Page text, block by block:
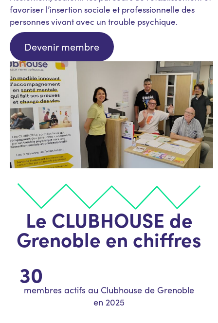
favoriser l’insertion sociale et professionnelle des
personnes vivant avec un trouble psychique.
Devenir membre
Le CLUBHOUSE de
Grenoble en chiffres
30
membres actifs au Clubhouse de Grenoble
en 2025